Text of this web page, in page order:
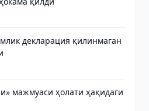
декларация қилинмаган
мажмуаси ҳолати ҳақидаги